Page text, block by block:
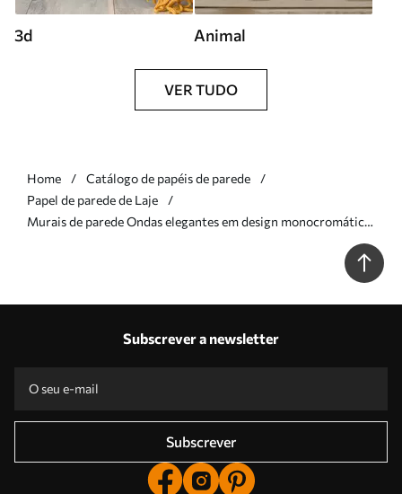
3d Animal
VER TUDO
Home
Catálogo de papéis de parede
Papel de parede de Laje
Murais de parede Ondas elegantes em design monocromático
Subscrever a newsletter
Subscrever